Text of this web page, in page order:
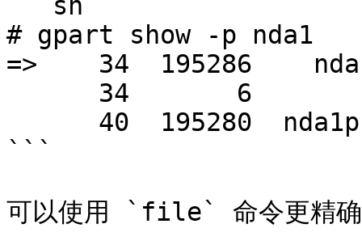
# gpart show -p nda1
=>    34  195286
```
可以使用 `file` 命令更精确